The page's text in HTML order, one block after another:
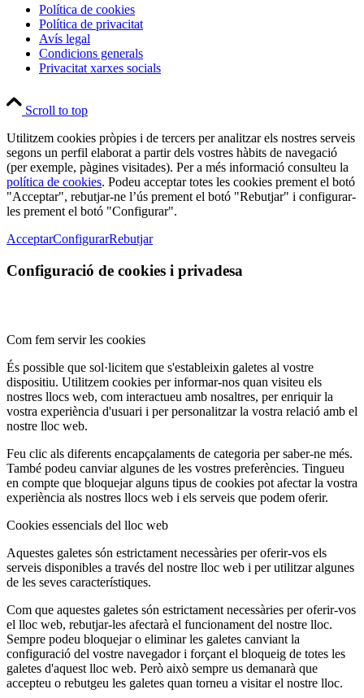
Política de cookies
Política de privacitat
Avís legal
Condicions generals
Privacitat xarxes socials
Scroll to top
Utilitzem cookies pròpies i de tercers per analitzar els nostres serveis
segons un perfil elaborat a partir dels vostres hàbits de navegació
(per exemple, pàgines visitades). Per a més informació consulteu la
política de cookies. Podeu acceptar totes les cookies prement el botó
"Acceptar", rebutjar-ne l’ús prement el botó "Rebutjar" i configurar-
les prement el botó "Configurar".
AcceptarConfigurarRebutjar
Configuració de cookies i privadesa
Com fem servir les cookies
És possible que sol·licitem que s'estableixin galetes al vostre
dispositiu. Utilitzem cookies per informar-nos quan visiteu els
nostres llocs web, com interactueu amb nosaltres, per enriquir la
vostra experiència d'usuari i per personalitzar la vostra relació amb el
nostre lloc web.
Feu clic als diferents encapçalaments de categoria per saber-ne més.
També podeu canviar algunes de les vostres preferències. Tingueu
en compte que bloquejar alguns tipus de cookies pot afectar la vostra
experiència als nostres llocs web i els serveis que podem oferir.
Cookies essencials del lloc web
Aquestes galetes són estrictament necessàries per oferir-vos els
serveis disponibles a través del nostre lloc web i per utilitzar algunes
de les seves característiques.
Com que aquestes galetes són estrictament necessàries per oferir-vos
el lloc web, rebutjar-les afectarà el funcionament del nostre lloc.
Sempre podeu bloquejar o eliminar les galetes canviant la
configuració del vostre navegador i forçant el bloqueig de totes les
galetes d'aquest lloc web. Però això sempre us demanarà que
accepteu o rebutgeu les galetes quan torneu a visitar el nostre lloc.